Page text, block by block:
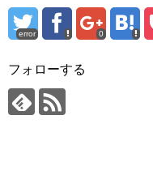
error 0
フォローする